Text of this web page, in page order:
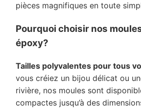
pièces magnifiques en toute
Pourquoi choisir nos
époxy?
Tailles polyvalentes pour tous
vous créiez un bijou délicat ou
rivière, nos moules sont
compactes jusqu’à des